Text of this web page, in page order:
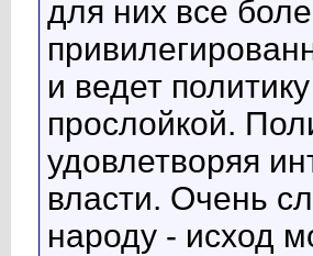
для них все
и ведет
прослойкой.
удовлетворяя
власти. Очень
народу - исход